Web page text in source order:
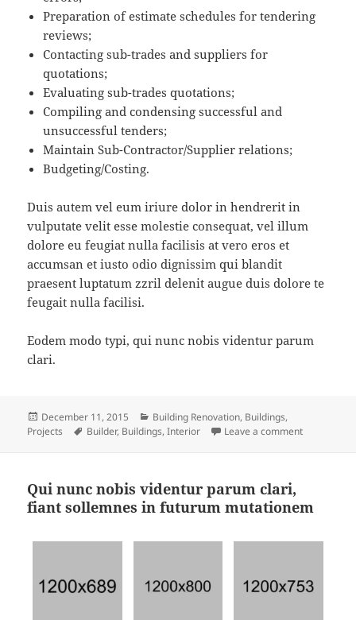
Preparation of estimate schedules for tendering
reviews;
Contacting sub-trades and suppliers for
quotations;
Evaluating sub-trades quotations;
Compiling and condensing successful and
unsuccessful tenders;
Maintain Sub-Contractor/Supplier relations;
Budgeting/Costing.
Duis autem vel eum iriure dolor in hendrerit in
vulputate velit esse molestie consequat, vel illum
dolore eu feugiat nulla facilisis at vero eros et
accumsan et iusto odio dignissim qui blandit
praesent luptatum zzril delenit augue duis dolore te
feugait nulla facilisi.
Eodem modo typi, qui nunc nobis videntur parum
clari.
Posted
on
December 11, 2015 Categories
Building Renovation, Buildings,
Projects
Tags
Builder, Buildings,Interior Leave a commenton Ularitas
Qui nunc nobis videntur parum clari,
fiant sollemnes in futurum mutationem